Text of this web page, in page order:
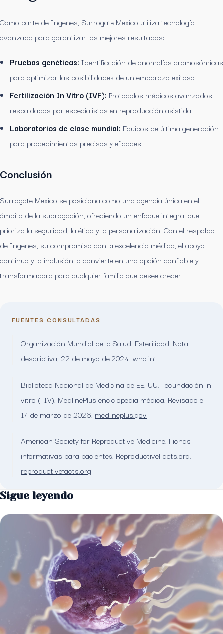
Como parte de Ingenes, Surrogate Mexico utiliza tecnología
avanzada para garantizar los mejores resultados:
Pruebas genéticas: Identificación de anomalías cromosómicas
para optimizar las posibilidades de un embarazo exitoso.
Fertilización In Vitro (IVF): Protocolos médicos avanzados
respaldados por especialistas en reproducción asistida.
Laboratorios de clase mundial: Equipos de última generación
para procedimientos precisos y eficaces.
Conclusión
Surrogate Mexico se posiciona como una agencia única en el
ámbito de la subrogación, ofreciendo un enfoque integral que
prioriza la seguridad, la ética y la personalización. Con el respaldo
de Ingenes, su compromiso con la excelencia médica, el apoyo
continuo y la inclusión lo convierte en una opción confiable y
transformadora para cualquier familia que desee crecer.
FUENTES CONSULTADAS
Organización Mundial de la Salud. Esterilidad. Nota
descriptiva, 22 de mayo de 2024. who.int
Biblioteca Nacional de Medicina de EE. UU. Fecundación in
vitro (FIV). MedlinePlus enciclopedia médica. Revisado el
17 de marzo de 2026. medlineplus.gov
American Society for Reproductive Medicine. Fichas
informativas para pacientes. ReproductiveFacts.org.
reproductivefacts.org
Sigue leyendo